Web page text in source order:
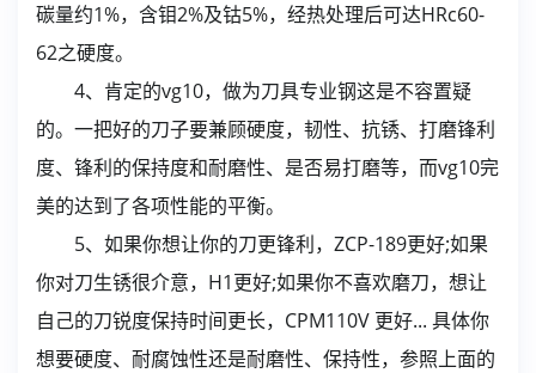
碳量约1%，含钼2%及钴5%，经热处理后可达HRc60-
62之硬度。
4、肯定的vg10，做为刀具专业钢这是不容置疑
的。一把好的刀子要兼顾硬度，韧性、抗锈、打磨锋利
度、锋利的保持度和耐磨性、是否易打磨等，而vg10完
美的达到了各项性能的平衡。
5、如果你想让你的刀更锋利，ZCP-189更好;如果
你对刀生锈很介意，H1更好;如果你不喜欢磨刀，想让
自己的刀锐度保持时间更长，CPM110V 更好... 具体你
想要硬度、耐腐蚀性还是耐磨性、保持性，参照上面的